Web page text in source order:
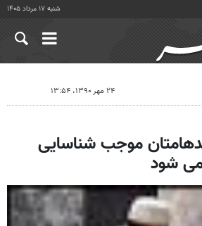
شنبه ۱۷ مرداد ۱۴۰۵
۲۴ مهر ۱۳۹۰، ۱۳:۵۴
موجب شناسایی
می شود